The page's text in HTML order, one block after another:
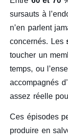
sursauts à
n’en parlent
concernés. Les
toucher un
temps, ou
accompagnés
assez réelle
Ces épisodes
produire en